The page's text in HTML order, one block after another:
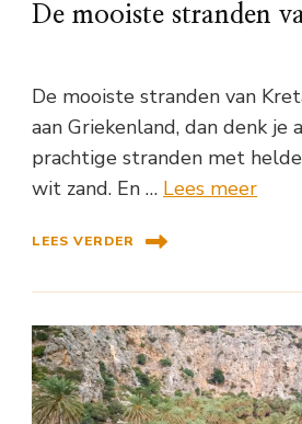
De mooiste stranden
De mooiste stranden van
aan Griekenland, dan denk je
prachtige stranden met
wit zand. En … Lees meer
LEES VERDER